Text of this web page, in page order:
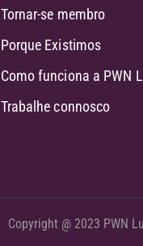
Tornar-se membro
Porque Existimos
Como funciona a PWN
Trabalhe connosco
Copyright @ 2023 PWN